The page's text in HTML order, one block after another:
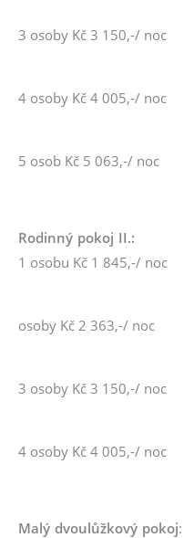
3 osoby Kč 3 150,-/ noc
4 osoby Kč 4 005,-/ noc
5 osob Kč 5 063,-/ noc
Rodinný pokoj II.:
1 osobu Kč 1 845,-/ noc
osoby Kč 2 363,-/ noc
3 osoby Kč 3 150,-/ noc
4 osoby Kč 4 005,-/ noc
Malý dvoulůžkový pokoj